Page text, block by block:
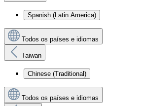
Spanish (Latin America)
Todos os países e idiomas
Taiwan
Chinese (Traditional)
Todos os países e idiomas